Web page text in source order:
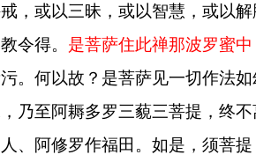
，或以三昧，或以智慧，或以
令得。 是菩萨住此禅那波罗蜜
。何以故？是菩萨见一切作法
乃至阿耨多罗三藐三菩提，终
、阿修罗作福田。如是，须菩